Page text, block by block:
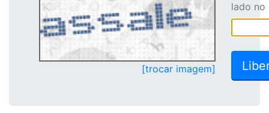
[trocar imagem]
lado no